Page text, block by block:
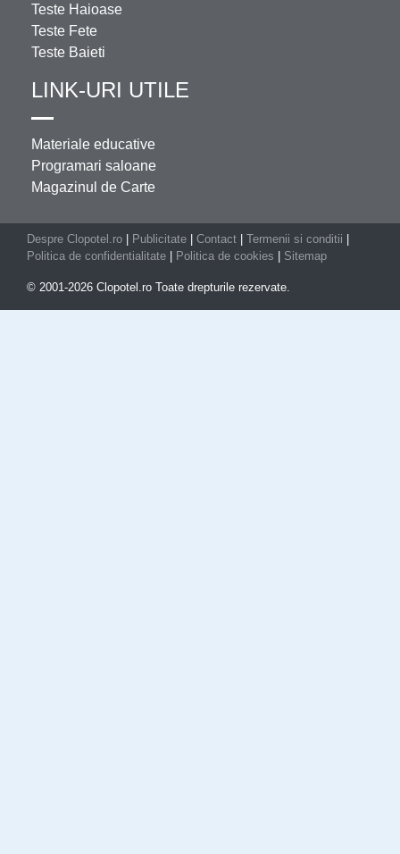
Teste Haioase
Teste Fete
Teste Baieti
LINK-URI UTILE
Materiale educative
Programari saloane
Magazinul de Carte
Despre Clopotel.ro Publicitate Contact Termenii si conditii
Politica de confidentialitate
Politica de cookies Sitemap
© 2001-2026 Clopotel.ro Toate drepturile rezervate.